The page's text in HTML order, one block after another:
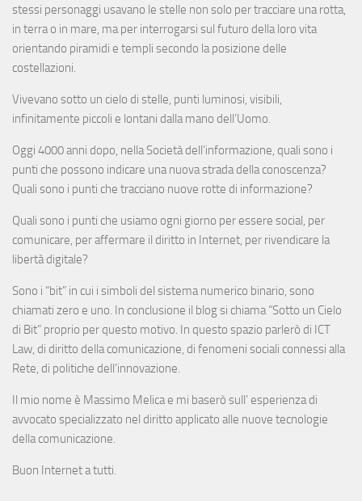
stessi personaggi usavano le stelle non solo per tracciare una rotta,
in terra o in mare, ma per interrogarsi sul futuro della loro vita
orientando piramidi e templi secondo la posizione delle
costellazioni.
Vivevano sotto un cielo di stelle, punti luminosi, visibili,
infinitamente piccoli e lontani dalla mano dell’Uomo.
Oggi 4000 anni dopo, nella Società dell’informazione, quali sono i
punti che possono indicare una nuova strada della conoscenza?
Quali sono i punti che tracciano nuove rotte di informazione?
Quali sono i punti che usiamo ogni giorno per essere social, per
comunicare, per affermare il diritto in Internet, per rivendicare la
libertà digitale?
Sono i “bit” in cui i simboli del sistema numerico binario, sono
chiamati zero e uno. In conclusione il blog si chiama “Sotto un Cielo
di Bit” proprio per questo motivo. In questo spazio parlerò di ICT
Law, di diritto della comunicazione, di fenomeni sociali connessi alla
Rete, di politiche dell’innovazione.
Il mio nome è Massimo Melica e mi baserò sull’ esperienza di
avvocato specializzato nel diritto applicato alle nuove tecnologie
della comunicazione.
Buon Internet a tutti.